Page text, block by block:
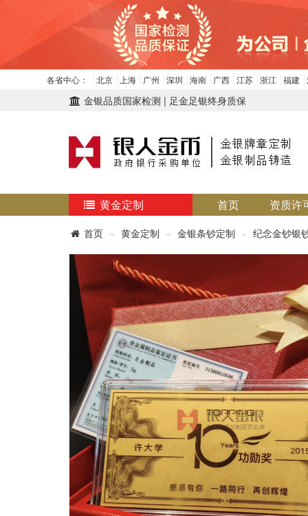
各省中心： 北京 上海 广州 深圳 海南 广西 江苏 浙江 福建
金银品质国家检测 | 足金足银终身质保
黄金定制 首页 资质许
首页 黄金定制 金银条钞定制 纪念金钞银